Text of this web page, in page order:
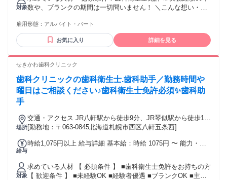
対象数や、ブランクの期間は一切問いません！ ＼こんな想い・お
現場を離れていたが、また衛生士として復帰したい方 ・他業
種（営業や販売など）に転職したけれど、やっぱり資格を活
かして働きたい方 ・「復帰してもアシスタント業務ばかりで
家事や育児、あるいは他のお仕事（Wワーク）と両立しなが
ついていけるか不安だけれど、もう一度イチから学ぶ意欲が
ある方 ★「今の自分にできるかな…」という不安は不要で
スで成長していける環境を整えております。 〜〜まずは話だ
けでも、という方も大歓迎〜〜 いきなり応募・面接ではな
なるという方は、まず応募してください！ ※選考ではなく情
雇用形態： アルバイト・パート
お気に入り 詳細を見る
せきかわ歯科クリニック
歯科クリニックの歯科衛生士.歯科助手／勤務時間や
曜日はご相談ください♪歯科衛生士免許必須✨歯科助
手
場所
交通・アクセス JR八軒駅から徒歩9分、JR琴似駅から徒歩13
分
[勤務地：〒063-0845北海道札幌市西区八軒五条西]
給与
時給1,075円以上 給与詳細 基本給：時給 1075円 〜 能力・経
対象
求めている人材 【 必須条件 】 ■歯科衛生士免許をお持ちの方
【 歓迎条件 】 ■未経験OK ■経験者優遇 ■ブランクOK ■主婦